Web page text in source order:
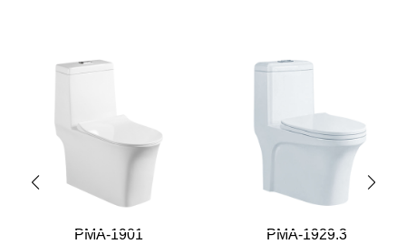
PMA-1901 PMA-1929.3